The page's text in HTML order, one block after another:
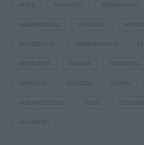
KARANTÉN
MAGYARORSZÁG
OLASZORSZÁG
REPÜLŐTÉR STATISZTIKA
SZPONZOR SZÁLLODA TERMÁL
VAKCINAÚTLEVÉL
ÚJRANYITÁS